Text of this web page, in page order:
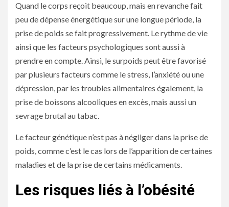
Quand le corps reçoit beaucoup, mais en revanche fait
peu de dépense énergétique sur une longue période, la
prise de poids se fait progressivement. Le rythme de vie
ainsi que les facteurs psychologiques sont aussi à
prendre en compte. Ainsi, le surpoids peut être favorisé
par plusieurs facteurs comme le stress, l’anxiété ou une
dépression, par les troubles alimentaires également, la
prise de boissons alcooliques en excès, mais aussi un
sevrage brutal au tabac.
Le facteur génétique n’est pas à négliger dans la prise de
poids, comme c’est le cas lors de l’apparition de certaines
maladies et de la prise de certains médicaments.
Les risques liés à l’obésité